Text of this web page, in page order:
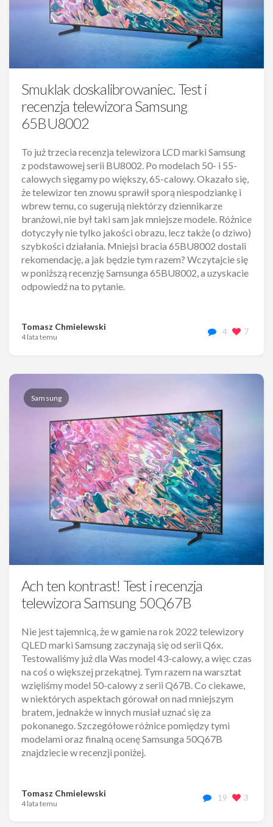
Smuklak doskalibrowaniec. Test i
recenzja telewizora Samsung
65BU8002
To już trzecia recenzja telewizora LCD marki Samsung
z podstawowej serii BU8002. Po modelach 50- i 55-
calowych sięgamy po większy, 65-calowy. Okazało się,
że telewizor ten znowu sprawił sporą niespodziankę i
wbrew temu, co sugerują niektórzy dziennikarze
branżowi, nie był taki sam jak mniejsze modele. Różnice
dotyczyły nie tylko jakości obrazu, lecz także (o dziwo)
szybkości działania. Mniejsi bracia 65BU8002 dostali
rekomendację, a jak będzie tym razem? Wczytajcie się
w poniższą recenzję Samsunga 65BU8002, a uzyskacie
odpowiedź na to pytanie.
Tomasz Chmielewski
4 lata temu
4 7
Samsung
Ach ten kontrast! Test i recenzja
telewizora Samsung 50Q67B
Nie jest tajemnicą, że w gamie na rok 2022 telewizory
QLED marki Samsung zaczynają się od serii Q6x.
Testowaliśmy już dla Was model 43-calowy, a więc czas
na coś o większej przekątnej. Tym razem na warsztat
wzięliśmy model 50-calowy z serii Q67B. Co ciekawe,
w niektórych aspektach górował on nad mniejszym
bratem, jednakże w innych musiał uznać się za
pokonanego. Szczegółowe różnice pomiędzy tymi
modelami oraz finalną ocenę Samsunga 50Q67B
znajdziecie w recenzji poniżej.
Tomasz Chmielewski
4 lata temu
19 3